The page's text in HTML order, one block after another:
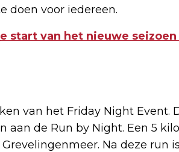
doen voor iedereen.
start van het nieuwe
van het Friday Night Event.
aan de Run by Night. Een 5
Na deze run